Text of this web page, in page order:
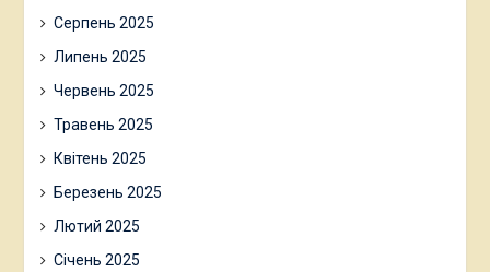
Серпень 2025
Липень 2025
Червень 2025
Травень 2025
Квітень 2025
Березень 2025
Лютий 2025
Січень 2025